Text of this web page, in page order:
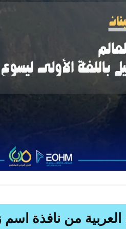
من نافذة اسم